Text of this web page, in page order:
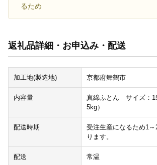
るため
返礼品詳細・お申込み・配送
加工地(製造地) 京都府舞鶴市
内容量
真綿ふとん サイズ：
5kg）
配送時期
受注生産になるため1
ります。
配送 常温